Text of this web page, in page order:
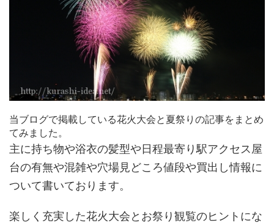
当ブログで掲載している花火大会と夏祭りの記事をまとめ
てみました。
主に持ち物や浴衣の髪型や日程最寄り駅アクセス屋
台の有無や混雑や穴場見どころ値段や買出し情報に
ついて書いております。
楽しく充実した花火大会とお祭り観覧のヒントにな